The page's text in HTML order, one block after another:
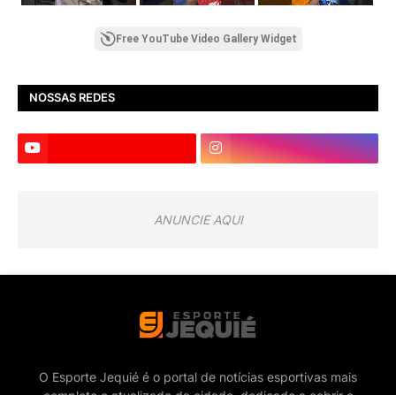
Free YouTube Video Gallery Widget
NOSSAS REDES
ANUNCIE AQUI
O Esporte Jequié é o portal de notícias esportivas mais